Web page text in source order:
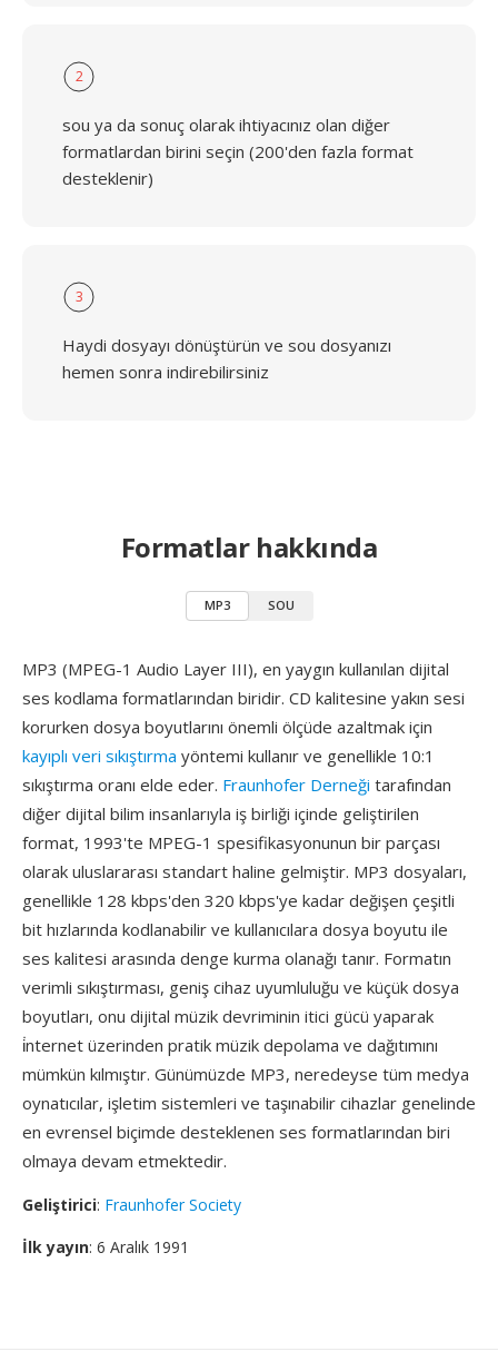
2
sou ya da sonuç olarak ihtiyacınız olan diğer
formatlardan birini seçin (200'den fazla format
desteklenir)
3
Haydi dosyayı dönüştürün ve sou dosyanızı
hemen sonra indirebilirsiniz
Formatlar hakkında
MP3 SOU
MP3 (MPEG-1 Audio Layer III), en yaygın kullanılan dijital
ses kodlama formatlarından biridir. CD kalitesine yakın sesi
korurken dosya boyutlarını önemli ölçüde azaltmak için
kayıplı veri sıkıştırma yöntemi kullanır ve genellikle 10:1
sıkıştırma oranı elde eder. Fraunhofer Derneği tarafından
diğer dijital bilim insanlarıyla iş birliği içinde geliştirilen
format, 1993'te MPEG-1 spesifikasyonunun bir parçası
olarak uluslararası standart haline gelmiştir. MP3 dosyaları,
genellikle 128 kbps'den 320 kbps'ye kadar değişen çeşitli
bit hızlarında kodlanabilir ve kullanıcılara dosya boyutu ile
ses kalitesi arasında denge kurma olanağı tanır. Formatın
verimli sıkıştırması, geniş cihaz uyumluluğu ve küçük dosya
boyutları, onu dijital müzik devriminin itici gücü yaparak
i̇nternet üzerinden pratik müzik depolama ve dağıtımını
mümkün kılmıştır. Günümüzde MP3, neredeyse tüm medya
oynatıcılar, işletim sistemleri ve taşınabilir cihazlar genelinde
en evrensel biçimde desteklenen ses formatlarından biri
olmaya devam etmektedir.
Geliştirici: Fraunhofer Society
İlk yayın: 6 Aralık 1991